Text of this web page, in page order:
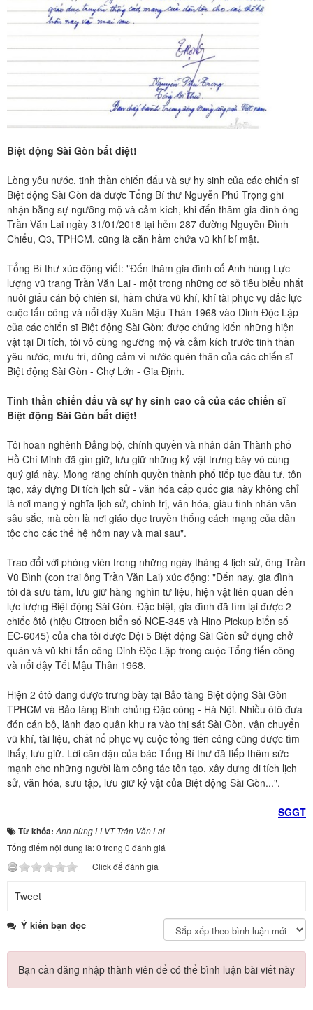
Biệt động Sài Gòn bất diệt!
Lòng yêu nước, tinh thần chiến đấu và sự hy sinh của các chiến sĩ
Biệt động Sài Gòn đã được Tổng Bí thư Nguyễn Phú Trọng ghi
nhận bằng sự ngưỡng mộ và cảm kích, khi đến thăm gia đình ông
Trần Văn Lai ngày 31/01/2018 tại hẻm 287 đường Nguyễn Đình
Chiểu, Q3, TPHCM, cũng là căn hầm chứa vũ khí bí mật.
Tổng Bí thư xúc động viết: "Đến thăm gia đình cố Anh hùng Lực
lượng vũ trang Trần Văn Lai - một trong những cơ sở tiêu biểu nhất
nuôi giấu cán bộ chiến sĩ, hầm chứa vũ khí, khí tài phục vụ đắc lực
cuộc tấn công và nổi dậy Xuân Mậu Thân 1968 vào Dinh Độc Lập
của các chiến sĩ Biệt động Sài Gòn; được chứng kiến những hiện
vật tại Di tích, tôi vô cùng ngưỡng mộ và cảm kích trước tinh thần
yêu nước, mưu trí, dũng cảm vì nước quên thân của các chiến sĩ
Biệt động Sài Gòn - Chợ Lớn - Gia Định.
Tinh thần chiến đấu và sự hy sinh cao cả của các chiến sĩ
Biệt động Sài Gòn bất diệt!
Tôi hoan nghênh Đảng bộ, chính quyền và nhân dân Thành phố
Hồ Chí Minh đã gìn giữ, lưu giữ những kỷ vật trưng bày vô cùng
quý giá này. Mong rằng chính quyền thành phố tiếp tục đầu tư, tôn
tạo, xây dựng Di tích lịch sử - văn hóa cấp quốc gia này không chỉ
là nơi mang ý nghĩa lịch sử, chính trị, văn hóa, giàu tính nhân văn
sâu sắc, mà còn là nơi giáo dục truyền thống cách mạng của dân
tộc cho các thế hệ hôm nay và mai sau".
Trao đổi với phóng viên trong những ngày tháng 4 lịch sử, ông Trần
Vũ Bình (con trai ông Trần Văn Lai) xúc động: "Đến nay, gia đình
tôi đã sưu tầm, lưu giữ hàng nghìn tư liệu, hiện vật liên quan đến
lực lượng Biệt động Sài Gòn. Đặc biệt, gia đình đã tìm lại được 2
chiếc ôtô (hiệu Citroen biển số NCE-345 và Hino Pickup biển số
EC-6045) của cha tôi được Đội 5 Biệt động Sài Gòn sử dụng chở
quân và vũ khí tấn công Dinh Độc Lập trong cuộc Tổng tiến công
và nổi dậy Tết Mậu Thân 1968.
Hiện 2 ôtô đang được trưng bày tại Bảo tàng Biệt động Sài Gòn -
TPHCM và Bảo tàng Binh chủng Đặc công - Hà Nội. Nhiều ôtô đưa
đón cán bộ, lãnh đạo quân khu ra vào thị sát Sài Gòn, vận chuyển
vũ khí, tài liệu, chất nổ phục vụ cuộc tổng tiến công cũng được tìm
thấy, lưu giữ. Lời căn dặn của bác Tổng Bí thư đã tiếp thêm sức
mạnh cho những người làm công tác tôn tạo, xây dựng di tích lịch
sử, văn hóa, sưu tập, lưu giữ kỷ vật của Biệt động Sài Gòn...".
SGGT
Từ khóa:Anh hùng LLVT Trần Văn Lai
Tổng điểm nội dung là: 0 trong 0 đánh giá
Click để đánh giá
Tweet
Ý kiến bạn đọc
Bạn cần đăng nhập thành viên để có thể bình luận bài viết này